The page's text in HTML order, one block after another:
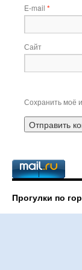
E-mail *
Сайт
Сохранить моё
Прогулки по